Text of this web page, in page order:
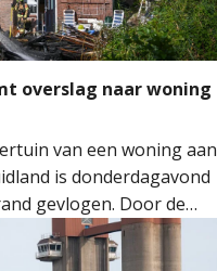
overslag naar woning
van een woning aan
is donderdagavond
gevlogen. Door de
kon worden
oversloeg naar de